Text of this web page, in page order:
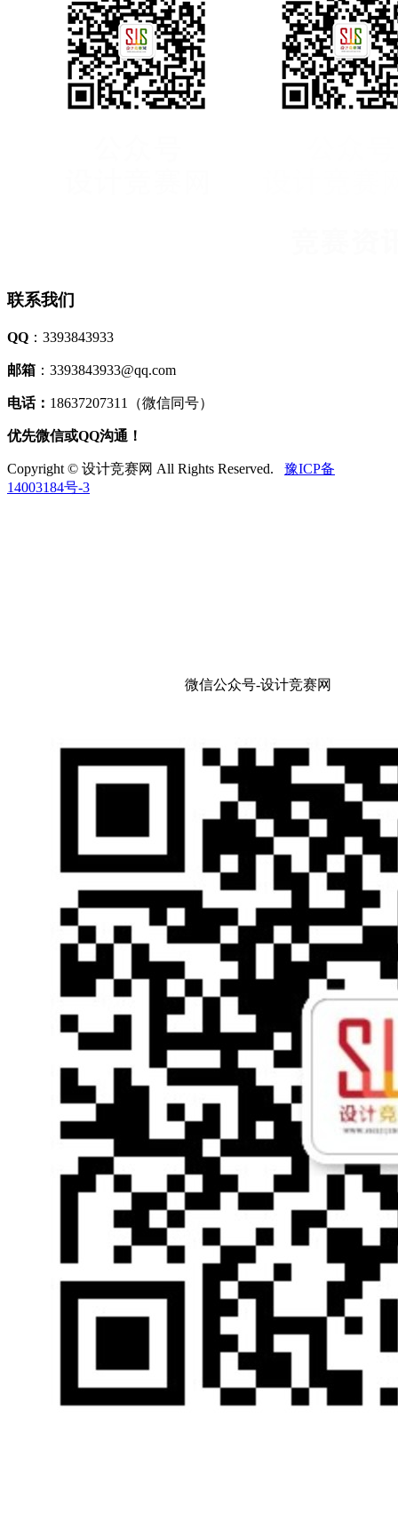
联系我们
QQ ：3393843933
邮箱 ：3393843933@qq.com
电话： 18637207311（微信同号）
优先微信或QQ沟通！
Copyright © 设计竞赛网 All Rights Reserved.
豫ICP备
14003184号-3
微信公众号-设计竞赛网